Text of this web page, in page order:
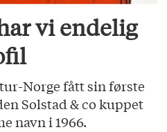
vi endelig
Norge fått sin første
Solstad & co kuppet
navn i 1966.